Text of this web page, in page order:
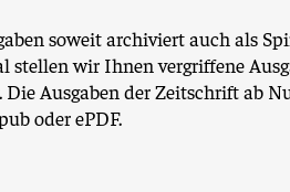
soweit archiviert auch als
stellen wir Ihnen vergriffene
Die Ausgaben der Zeitschrift ab
oder ePDF.